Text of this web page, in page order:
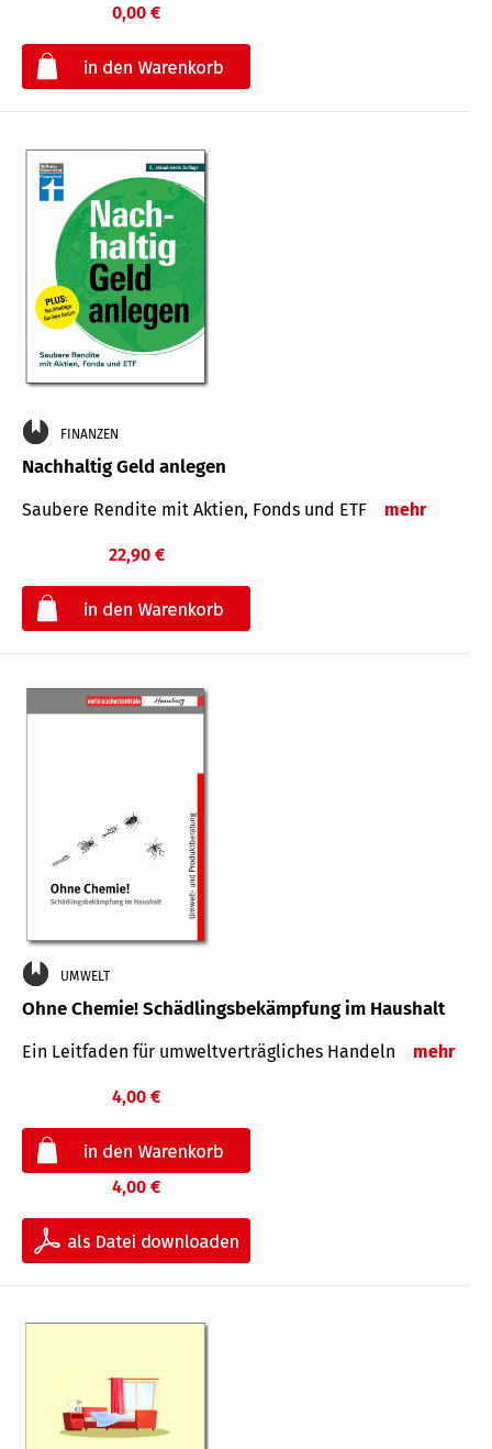
0,00 €
FINANZEN
Nachhaltig Geld anlegen
Saubere Rendite mit Aktien, Fonds und ETF mehr
22,90 €
UMWELT
Ohne Chemie! Schädlingsbekämpfung im Haushalt
Ein Leitfaden für um­welt­ver­träg­liches Han­deln mehr
4,00 €
4,00 €